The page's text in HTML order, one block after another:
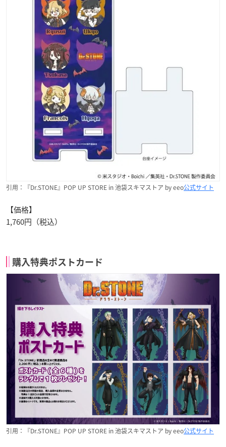
引用：『Dr.STONE』POP UP STORE in 池袋スキマストア by eeo公式サイト
【価格】
1,760円（税込）
購入特典ポストカード
引用：『Dr.STONE』POP UP STORE in 池袋スキマストア by eeo公式サイト